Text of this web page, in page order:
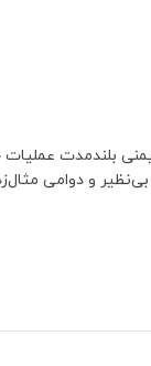
ایمنی بلندمدت
و دوامی